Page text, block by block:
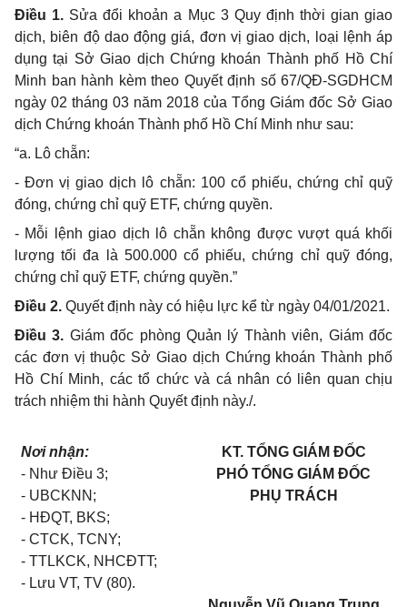
Điều 1. Sửa đổi khoản a Mục 3 Quy định thời gian giao
dịch, biên độ dao động giá, đơn vị giao dịch, loại lệnh áp
dụng tại Sở Giao dịch Chứng khoán Thành phố Hồ Chí
Minh ban hành kèm theo Quyết định số 67/QĐ-SGDHCM
ngày 02 tháng 03 năm 2018 của Tổng Giám đốc Sở Giao
dịch Chứng khoán Thành phố Hồ Chí Minh như sau:
“a. Lô chẵn:
- Đơn vị giao dịch lô chẵn: 100 cổ phiếu, chứng chỉ quỹ
đóng, chứng chỉ quỹ ETF, chứng quyền.
- Mỗi lệnh giao dịch lô chẵn không được vượt quá khối
lượng tối đa là 500.000 cổ phiếu, chứng chỉ quỹ đóng,
chứng chỉ quỹ ETF, chứng quyền.”
Điều 2. Quyết định này có hiệu lực kể từ ngày 04/01/2021.
Điều 3. Giám đốc phòng Quản lý Thành viên, Giám đốc
các đơn vị thuộc Sở Giao dịch Chứng khoán Thành phố
Hồ Chí Minh, các tổ chức và cá nhân có liên quan chịu
trách nhiệm thi hành Quyết định này./.
Nơi nhận:
- Như Điều 3;
- UBCKNN;
- HĐQT, BKS;
- CTCK, TCNY;
- TTLKCK, NHCĐTT;
- Lưu VT, TV (80).
KT. TỔNG GIÁM ĐỐC
PHÓ TỔNG GIÁM ĐỐC
PHỤ TRÁCH